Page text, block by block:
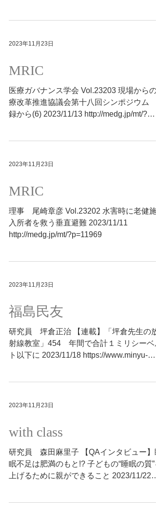
2023年11月23日
MRIC
医療ガバナンス学会 Vol.23203 現場からの
療改革推進協議会第十八回シンポジウム
録から(6) 2023/11/13 http://medg.jp/mt/?
2023年11月23日
MRIC
理事 尾崎章彦 Vol.23202 水害時に老健施
入所者を救う垂直避難 2023/11/11
http://medg.jp/mt/?p=11969
2023年11月23日
福島民友
研究員 坪倉正治 【連載】「坪倉先生の放
射線教室」454 年間で合計１ミリシーベ
ト以下に 2023/11/18 https://www.minyu-
2023年11月23日
with class
研究員 森田麻里子 【QAインタビュー】
眠不足は肥満のもと!? 子どもの“睡眠の質”
上げるために親ができること 2023/11/22